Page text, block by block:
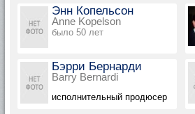
Энн Копельсон
Anne Kopelson
было 50 лет
Бэрри Бернарди
Barry Bernardi
исполнительный продюсер